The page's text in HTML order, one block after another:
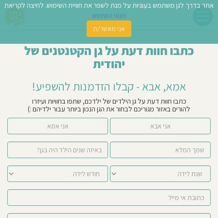
כתבו חוות דעת על גן הקטנטנים של
יהודית
אמא, אבא - קבלו הזדמנות להשפיע!
כתבו חוות דעת על גן הילדים של ילדכם, שתפו בחוויות ועיזרו
להורים באזור מגוריכם לבחור את הגן הנכון ביותר עבור ילדיהם :)
אני אמא אני אבא
אתר בדרך לגן משתמש בעוגיות על מנת לשפר את חוויית השימוש. לחיצה לקריאת
תנאי השימוש
אני מאשר/ת